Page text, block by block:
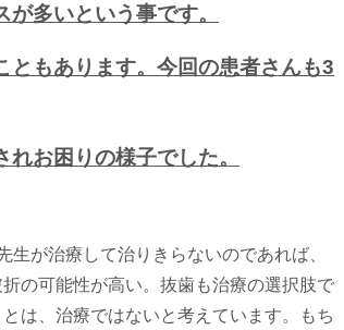
多いという事です。
ともあります。今回の患者さんも3
お困りの様子でした。
が治療して治りきらないのであれば、
の可能性が高い。抜歯も治療の選択肢で
は、治療ではないと考えています。もち